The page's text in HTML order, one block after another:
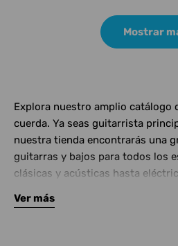
Mostrar
Explora nuestro amplio catálogo
cuerda. Ya seas guitarrista
nuestra tienda encontrarás una
guitarras y bajos para todos los
clásicas y acústicas hasta
Complementa tu instrumento con
Ver más